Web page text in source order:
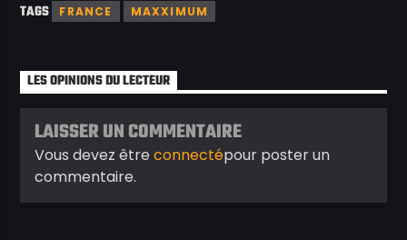
TAGS FRANCE MAXXIMUM
LES OPINIONS DU LECTEUR
LAISSER UN COMMENTAIRE
Vous devez êtreconnectépour poster un
commentaire.